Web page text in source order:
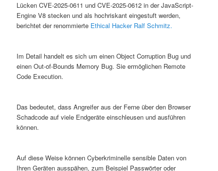
Lücken CVE-2025-0611 und CVE-2025-0612 in der JavaScript-
Engine V8 stecken und als hochriskant eingestuft werden,
berichtet der renommierte Ethical Hacker Ralf Schmitz.
Im Detail handelt es sich um einen Object Corruption Bug und
einen Out-of-Bounds Memory Bug. Sie ermöglichen Remote
Code Execution.
Das bedeutet, dass Angreifer aus der Ferne über den Browser
Schadcode auf viele Endgeräte einschleusen und ausführen
können.
Auf diese Weise können Cyberkriminelle sensible Daten von
Ihren Geräten ausspähen, zum Beispiel Passwörter oder